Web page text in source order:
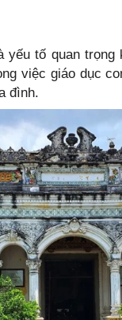
tố quan
việc giáo dục
đình.